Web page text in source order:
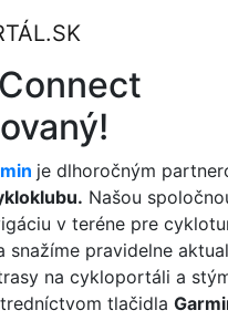
je dlhoročným
Našou
v teréne pre
snažíme pravidelne
na cykloportáli a
tlačidla